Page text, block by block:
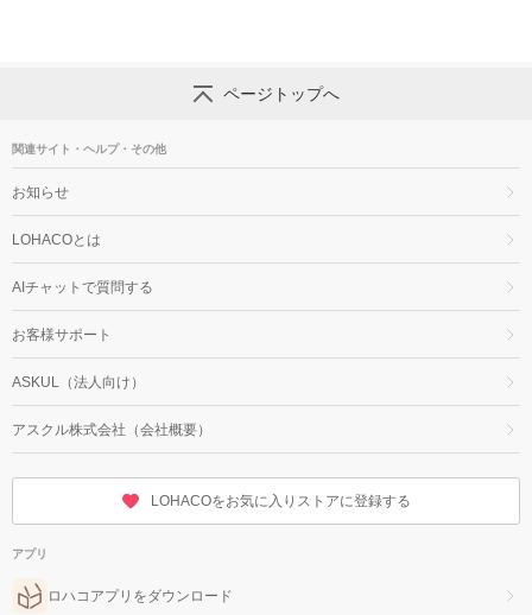
ページトップへ
関連サイト・ヘルプ・その他
お知らせ
LOHACOとは
AIチャットで質問する
お客様サポート
ASKUL（法人向け）
アスクル株式会社（会社概要）
LOHACOをお気に入りストアに登録する
アプリ
ロハコアプリをダウンロード